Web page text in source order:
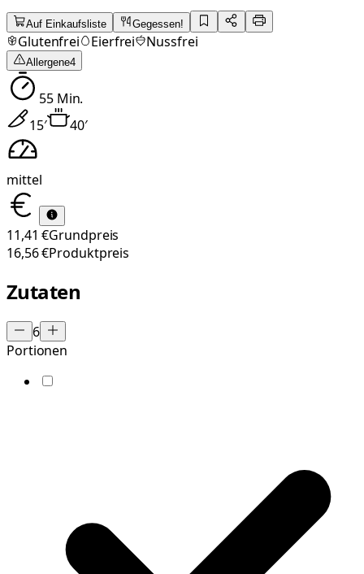
Auf Einkaufsliste Gegessen!
Glutenfrei Eierfrei Nussfrei
Allergene4
55Min.
15′ 40′
mittel
11,41 €Grundpreis
16,56 €Produktpreis
Zutaten
6
Portionen